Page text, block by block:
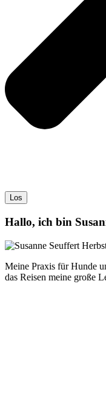
Los
Hallo, ich bin
Meine Praxis für Hunde
das Reisen meine große